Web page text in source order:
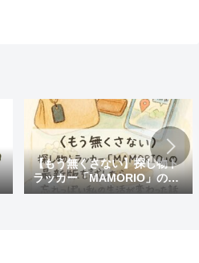
【もう無くさない】探し物ト
ラッカー「MAMORIO」の最
新版を試したら、忘れっぽい